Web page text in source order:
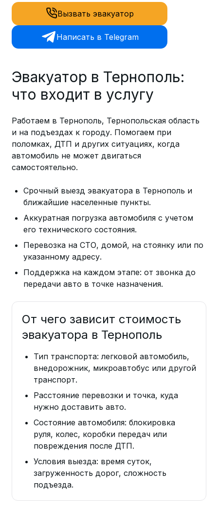
Вызвать эвакуатор
Написать в Telegram
Эвакуатор в Тернополь:
что входит в услугу
Работаем в Тернополь, Тернопольская область
и на подъездах к городу. Помогаем при
поломках, ДТП и других ситуациях, когда
автомобиль не может двигаться
самостоятельно.
Срочный выезд эвакуатора в Тернополь и
ближайшие населенные пункты.
Аккуратная погрузка автомобиля с учетом
его технического состояния.
Перевозка на СТО, домой, на стоянку или по
указанному адресу.
Поддержка на каждом этапе: от звонка до
передачи авто в точке назначения.
От чего зависит стоимость
эвакуатора в Тернополь
Тип транспорта: легковой автомобиль,
внедорожник, микроавтобус или другой
транспорт.
Расстояние перевозки и точка, куда
нужно доставить авто.
Состояние автомобиля: блокировка
руля, колес, коробки передач или
повреждения после ДТП.
Условия выезда: время суток,
загруженность дорог, сложность
подъезда.